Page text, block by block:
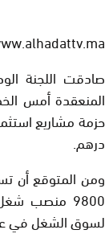
صادقت اللجنة
المنعقدة أمس
درهم.
ومن المتوقع أن
9800 منصب
لسوق الشغل في